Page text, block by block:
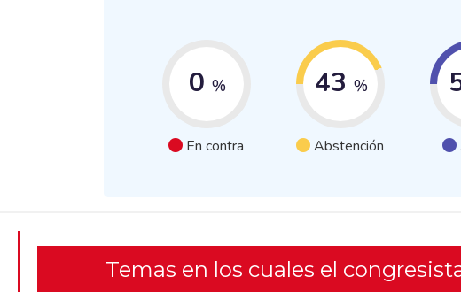
0 %
En contra
43 %
Abstención
Temas en los cuales el